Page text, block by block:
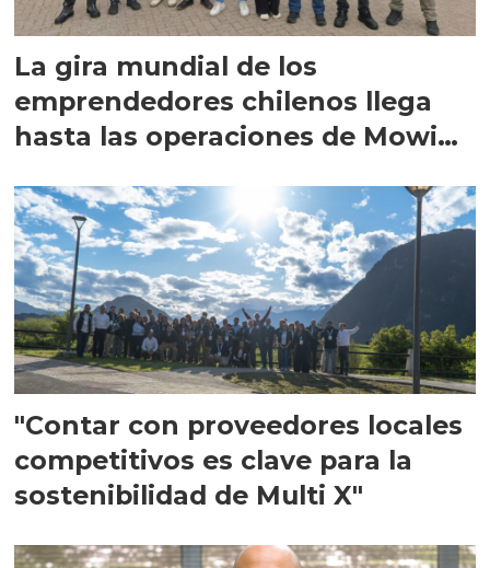
La gira mundial de los
emprendedores chilenos llega
hasta las operaciones de Mowi
"Contar con proveedores locales
competitivos es clave para la
sostenibilidad de Multi X"